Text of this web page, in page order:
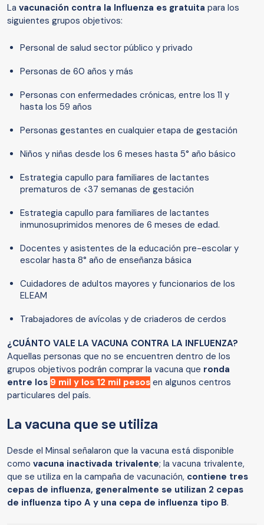
La vacunación contra la Influenza es gratuita para los
siguientes grupos objetivos:
Personal de salud sector público y privado
Personas de 60 años y más
Personas con enfermedades crónicas, entre los 11 y
hasta los 59 años
Personas gestantes en cualquier etapa de gestación
Niños y niñas desde los 6 meses hasta 5° año básico
Estrategia capullo para familiares de lactantes
prematuros de <37 semanas de gestación
Estrategia capullo para familiares de lactantes
inmunosuprimidos menores de 6 meses de edad.
Docentes y asistentes de la educación pre-escolar y
escolar hasta 8° año de enseñanza básica
Cuidadores de adultos mayores y funcionarios de los
ELEAM
Trabajadores de avícolas y de criaderos de cerdos
¿CUÁNTO VALE LA VACUNA CONTRA LA INFLUENZA?
Aquellas personas que no se encuentren dentro de los
grupos objetivos podrán comprar la vacuna que ronda
entre los 9 mil y los 12 mil pesos en algunos centros
particulares del país.
La vacuna que se utiliza
Desde el Minsal señalaron que la vacuna está disponible
como vacuna inactivada trivalente; la vacuna trivalente,
que se utiliza en la campaña de vacunación, contiene tres
cepas de influenza, generalmente se utilizan 2 cepas
de influenza tipo A y una cepa de influenza tipo B.